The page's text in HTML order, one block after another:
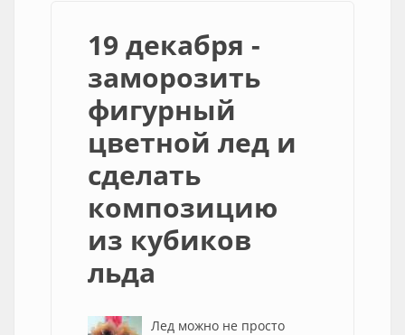
19 декабря -
заморозить
фигурный
цветной лед и
сделать
композицию
из кубиков
льда
Лед можно не просто